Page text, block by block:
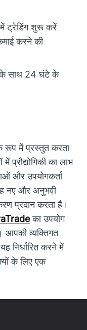
में ट्रेडिंग शुरू करें
करने की
साथ 24 घंटे के
रूप में प्रस्तुत करता
प्रौद्योगिकी का लाभ
और उपयोगकर्ता
नए और अनुभवी
प्रदान करता है।
का उपयोग
व्यक्तिगत
करने में
के लिए एक